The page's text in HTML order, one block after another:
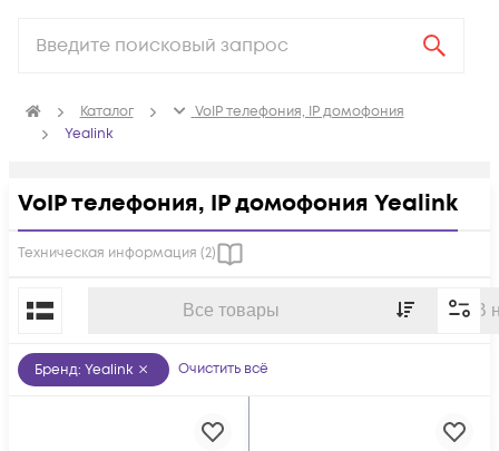
Каталог
VoIP телефония, IP домофония
Yealink
VoIP телефония, IP домофония Yealink
Техническая информация (2)
Все товары В
По популярности
Бренд: Yealink Очистить всё